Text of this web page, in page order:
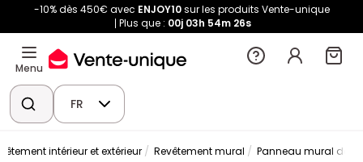
-10% dès 450€ avec ENJOY10sur les produits Vente-unique
Plus que : 00j 03h 54m 26s
Menu
FR
intérieur et extérieur Revêtement mural Panneau mural